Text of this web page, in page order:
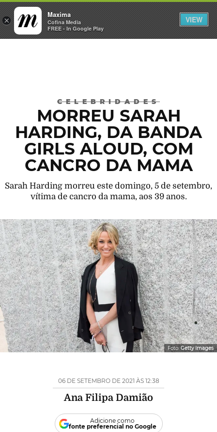
×
Maxima
Cofina Media
FREE - In Google Play
VIEW
INICIAR SESSÃO
CELEBRIDADES
MORREU SARAH
HARDING, DA BANDA
GIRLS ALOUD, COM
CANCRO DA MAMA
Sarah Harding morreu este domingo, 5 de setembro,
vítima de cancro da mama, aos 39 anos.
Foto:Getty Images
06 DE SETEMBRO DE 2021 ÀS 12:38
Ana Filipa Damião
Adicione como
fonte preferencial no Google